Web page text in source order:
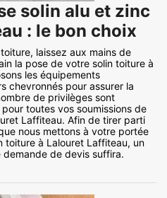
solin alu et zinc
: le bon choix
laissez aux mains de
la pose de votre solin toiture à
les équipements
chevronnés pour assurer la
de privilèges sont
toutes vos soumissions de
Laffiteau. Afin de tirer parti
nous mettons à votre portée
toiture à Lalouret Laffiteau, un
de devis suffira.